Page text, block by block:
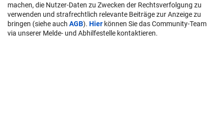
machen, die Nutzer-Daten zu Zwecken der Rechtsverfolgung zu
verwenden und strafrechtlich relevante Beiträge zur Anzeige zu
bringen (siehe auch AGB). Hier können Sie das Community-Team
via unserer Melde- und Abhilfestelle kontaktieren.